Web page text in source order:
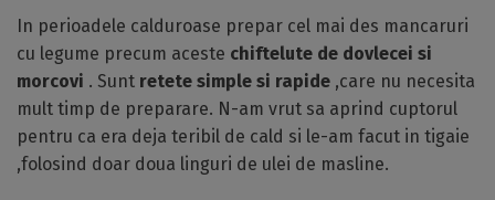
In perioadele calduroase prepar cel mai des mancaruri
cu legume precum aceste chiftelute de dovlecei si
morcovi . Sunt retete simple si rapide ,care nu necesita
mult timp de preparare. N-am vrut sa aprind cuptorul
pentru ca era deja teribil de cald si le-am facut in tigaie
,folosind doar doua linguri de ulei de masline.